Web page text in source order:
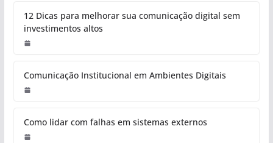
12 Dicas para melhorar sua comunicação digital sem
investimentos altos
Comunicação Institucional em Ambientes Digitais
Como lidar com falhas em sistemas externos